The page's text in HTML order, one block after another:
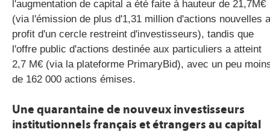
l'augmentation de capital a été faite à hauteur de 21,7M€
(via l'émission de plus d'1,31 million d'actions nouvelles
profit d'un cercle restreint d'investisseurs), tandis que
l'offre public d'actions destinée aux particuliers a atteint
2,7 M€ (via la plateforme PrimaryBid), avec un peu
de 162 000 actions émises.
Une quarantaine de nouveux investisseurs
institutionnels français et étrangers au capital